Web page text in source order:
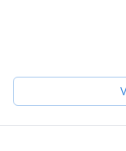
professional
tours benefit native
guides by creating
the agency that
take care of your